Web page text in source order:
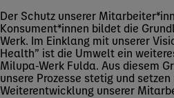
Der Schutz unserer
Konsument*innen bildet die
Werk. Im Einklang mit unserer
Health” ist die Umwelt ein
Milupa-Werk Fulda. Aus diesem
unsere Prozesse stetig und
Weiterentwicklung unserer